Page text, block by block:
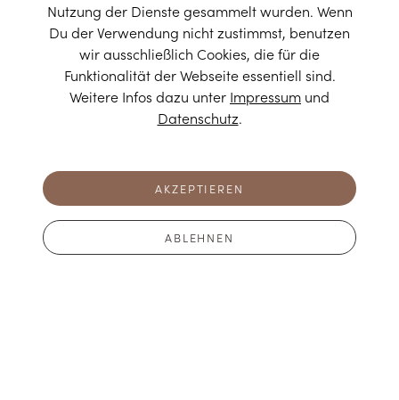
Newsletter
abonnieren
Neben dem Genießen von yammi ist es großartig,
erfahren. Einfach den Newsletter abonnieren und
sich überraschen lassen.
JETZT ANMELDEN
SEITENÜBERSICHT
Startseite
MANUFAKTUR & PRODUKTE
Eis Manufaktur
Sortenvielfalt
Nutzung der Dienste gesammelt wurden. Wenn
Du der Verwendung nicht zustimmst, benutzen
wir ausschließlich Cookies, die für die
Funktionalität der Webseite essentiell sind.
Weitere Infos dazu unter Impressum und
Datenschutz.
AKZEPTIEREN
ABLEHNEN